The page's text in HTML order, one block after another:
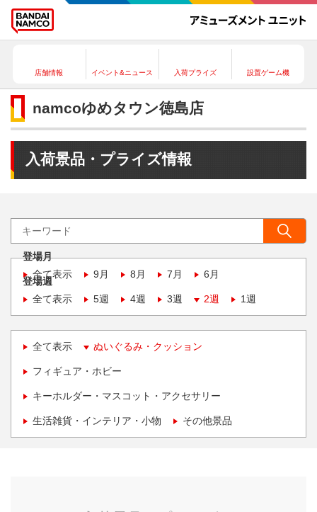
店舗情報 イベント&ニュース 入荷プライズ 設置ゲーム機
namcoゆめタウン徳島店
入荷景品・プライズ情報
登場月
全て表示
9月 8月 7月 6月
登場週
全て表示
5週 4週 3週 2週 1週
全て表示 ぬいぐるみ・クッション
フィギュア・ホビー
キーホルダー・マスコット・アクセサリー
生活雑貨・インテリア・小物 その他景品